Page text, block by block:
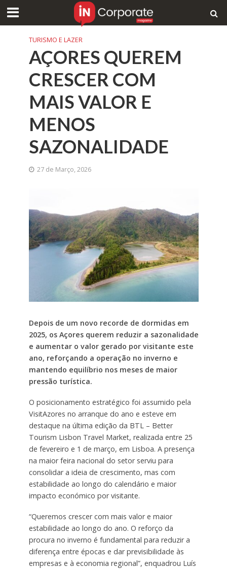
TURISMO E LAZER
AÇORES QUEREM
CRESCER COM
MAIS VALOR E
MENOS
SAZONALIDADE
27 de Março, 2026
Depois de um novo recorde de dormidas em
2025, os Açores querem reduzir a sazonalidade
e aumentar o valor gerado por visitante este
ano, reforçando a operação no inverno e
mantendo equilíbrio nos meses de maior
pressão turística.
O posicionamento estratégico foi assumido pela
VisitAzores no arranque do ano e esteve em
destaque na última edição da BTL – Better
Tourism Lisbon Travel Market, realizada entre 25
de fevereiro e 1 de março, em Lisboa. A presença
na maior feira nacional do setor serviu para
consolidar a ideia de crescimento, mas com
estabilidade ao longo do calendário e maior
impacto económico por visitante.
“Queremos crescer com mais valor e maior
estabilidade ao longo do ano. O reforço da
procura no inverno é fundamental para reduzir a
diferença entre épocas e dar previsibilidade às
empresas e à economia regional”, enquadrou Luís